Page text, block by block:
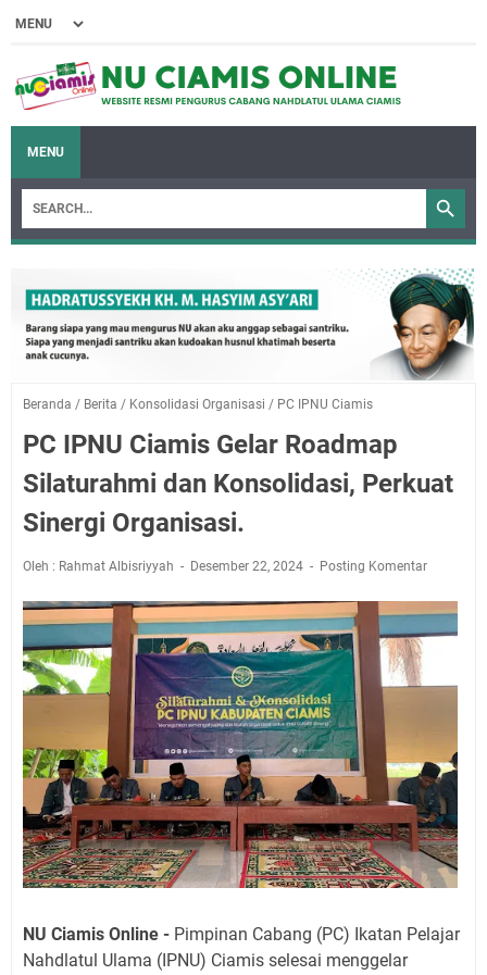
MENU
Beranda / Berita / Konsolidasi Organisasi / PC IPNU Ciamis
PC IPNU Ciamis Gelar Roadmap
Silaturahmi dan Konsolidasi, Perkuat
Sinergi Organisasi.
Oleh : Rahmat Albisriyyah Desember 22, 2024 Posting Komentar
NU Ciamis Online - Pimpinan Cabang (PC) Ikatan Pelajar
Nahdlatul Ulama (IPNU) Ciamis selesai menggelar